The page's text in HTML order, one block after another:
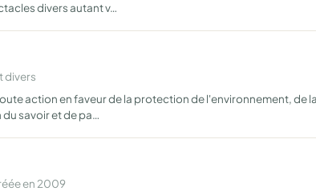
divers autant v…
divers
action en faveur de la protection de l'environnement,
savoir et de pa…
en 2009